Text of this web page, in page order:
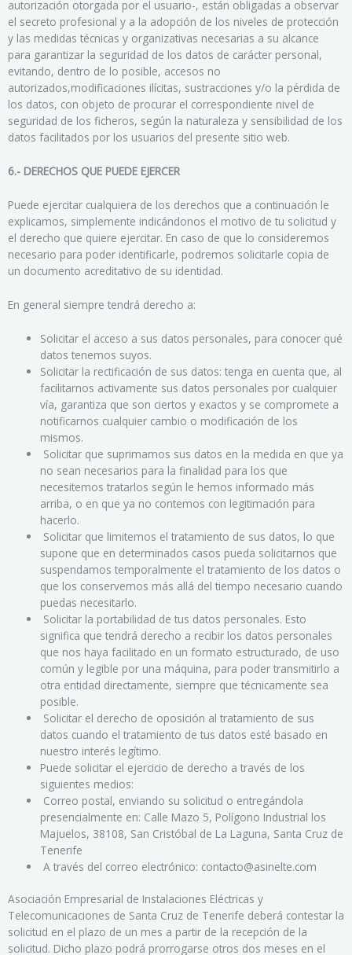
autorización otorgada por el usuario-, están obligadas a observar
el secreto profesional y a la adopción de los niveles de protección
y las medidas técnicas y organizativas necesarias a su alcance
para garantizar la seguridad de los datos de carácter personal,
evitando, dentro de lo posible, accesos no
autorizados,modificaciones ilícitas, sustracciones y/o la pérdida de
los datos, con objeto de procurar el correspondiente nivel de
seguridad de los ficheros, según la naturaleza y sensibilidad de los
datos facilitados por los usuarios del presente sitio web.
6.- DERECHOS QUE PUEDE EJERCER
Puede ejercitar cualquiera de los derechos que a continuación le
explicamos, simplemente indicándonos el motivo de tu solicitud y
el derecho que quiere ejercitar. En caso de que lo consideremos
necesario para poder identificarle, podremos solicitarle copia de
un documento acreditativo de su identidad.
En general siempre tendrá derecho a:
Solicitar el acceso a sus datos personales, para conocer qué
datos tenemos suyos.
Solicitar la rectificación de sus datos: tenga en cuenta que, al
facilitarnos activamente sus datos personales por cualquier
vía, garantiza que son ciertos y exactos y se compromete a
notificarnos cualquier cambio o modificación de los
mismos.
Solicitar que suprimamos sus datos en la medida en que ya
no sean necesarios para la finalidad para los que
necesitemos tratarlos según le hemos informado más
arriba, o en que ya no contemos con legitimación para
hacerlo.
Solicitar que limitemos el tratamiento de sus datos, lo que
supone que en determinados casos pueda solicitarnos que
suspendamos temporalmente el tratamiento de los datos o
que los conservemos más allá del tiempo necesario cuando
puedas necesitarlo.
Solicitar la portabilidad de tus datos personales. Esto
significa que tendrá derecho a recibir los datos personales
que nos haya facilitado en un formato estructurado, de uso
común y legible por una máquina, para poder transmitirlo a
otra entidad directamente, siempre que técnicamente sea
posible.
Solicitar el derecho de oposición al tratamiento de sus
datos cuando el tratamiento de tus datos esté basado en
nuestro interés legítimo.
Puede solicitar el ejercicio de derecho a través de los
siguientes medios:
Correo postal, enviando su solicitud o entregándola
presencialmente en: Calle Mazo 5, Polígono Industrial los
Majuelos, 38108, San Cristóbal de La Laguna, Santa Cruz de
Tenerife
A través del correo electrónico: contacto@asinelte.com
Asociación Empresarial de Instalaciones Eléctricas y
Telecomunicaciones de Santa Cruz de Tenerife deberá contestar la
solicitud en el plazo de un mes a partir de la recepción de la
solicitud. Dicho plazo podrá prorrogarse otros dos meses en el